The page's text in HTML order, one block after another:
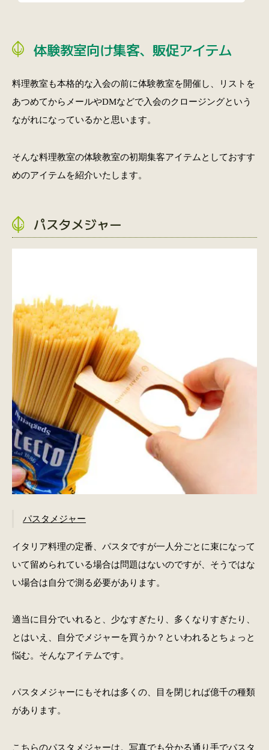
体験教室向け集客、販促アイテム
料理教室も本格的な入会の前に体験教室を開催し、リストを
あつめてからメールやDMなどで入会のクロージングという
ながれになっているかと思います。
そんな料理教室の体験教室の初期集客アイテムとしておすす
めのアイテムを紹介いたします。
パスタメジャー
パスタメジャー
イタリア料理の定番、パスタですが一人分ごとに束になって
いて留められている場合は問題はないのですが、そうではな
い場合は自分で測る必要があります。
適当に目分でいれると、少なすぎたり、多くなりすぎたり、
とはいえ、自分でメジャーを買うか？といわれるとちょっと
悩む。そんなアイテムです。
パスタメジャーにもそれは多くの、目を閉じれば億千の種類
があります。
こちらのパスタメジャーは。写真でも分かる通り手でパスタ